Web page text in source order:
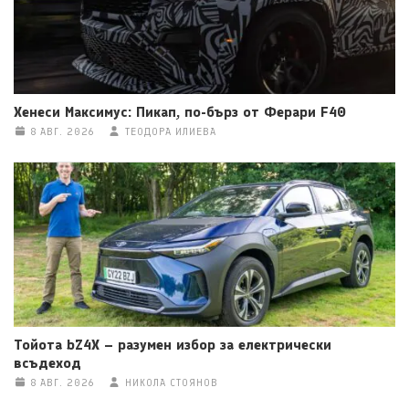
Хенеси Максимус: Пикап, по-бърз от Ферари F40
8 АВГ. 2026 ТЕОДОРА ИЛИЕВА
Тойота bZ4X – разумен избор за електрически
всъдеход
8 АВГ. 2026 НИКОЛА СТОЯНОВ